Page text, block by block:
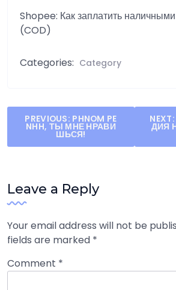
Shopee: Как заплатить
(COD)
Categories: Category
Post
navigation
PREVIOUS: PHNOM PE
NHH, ТЫ МНЕ НРАВИ
ШЬСЯ!
NEXT:
ДИЯ
Leave a Reply
Your email address will not be
fields are marked *
Comment *